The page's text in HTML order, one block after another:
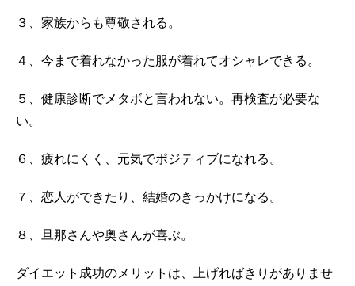
３、家族からも尊敬される。
４、今まで着れなかった服が着れてオシャレできる。
５、健康診断でメタボと言われない。再検査が必要な
い。
６、疲れにくく、元気でポジティブになれる。
７、恋人ができたり、結婚のきっかけになる。
８、旦那さんや奥さんが喜ぶ。
ダイエット成功のメリットは、上げればきりがありませ